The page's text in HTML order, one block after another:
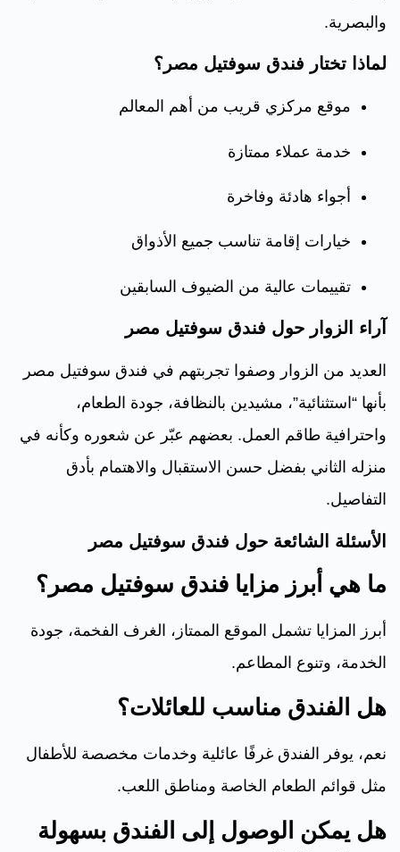
والبصرية.
لماذا تختار فندق سوفتيل مصر؟
موقع مركزي قريب من أهم المعالم
خدمة عملاء ممتازة
أجواء هادئة وفاخرة
خيارات إقامة تناسب جميع الأذواق
تقييمات عالية من الضيوف السابقين
آراء الزوار حول فندق سوفتيل مصر
العديد من الزوار وصفوا تجربتهم في فندق سوفتيل مصر
بأنها “استثنائية”، مشيدين بالنظافة، جودة الطعام،
واحترافية طاقم العمل. بعضهم عبّر عن شعوره وكأنه في
منزله الثاني بفضل حسن الاستقبال والاهتمام بأدق
التفاصيل.
الأسئلة الشائعة حول فندق سوفتيل مصر
ما هي أبرز مزايا فندق سوفتيل مصر؟
أبرز المزايا تشمل الموقع الممتاز، الغرف الفخمة، جودة
الخدمة، وتنوع المطاعم.
هل الفندق مناسب للعائلات؟
نعم، يوفر الفندق غرفًا عائلية وخدمات مخصصة للأطفال
مثل قوائم الطعام الخاصة ومناطق اللعب.
هل يمكن الوصول إلى الفندق بسهولة